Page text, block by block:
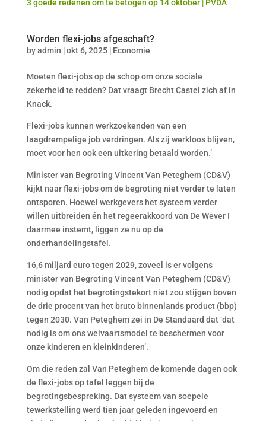
3 goede redenen om te betogen op 14 oktober | PVDA
Worden flexi-jobs afgeschaft?
byadmin |okt 6, 2025| Economie
Moeten flexi-jobs op de schop om onze sociale
zekerheid te redden? Dat vraagt Brecht Castel zich af in
Knack.
Flexi-jobs kunnen werkzoekenden van een
laagdrempelige job verdringen. Als zij werkloos blijven,
moet voor hen ook een uitkering betaald worden.’
Minister van Begroting Vincent Van Peteghem (CD&V)
kijkt naar flexi-jobs om de begroting niet verder te laten
ontsporen. Hoewel werkgevers het systeem verder
willen uitbreiden én het regeerakkoord van De Wever I
daarmee instemt, liggen ze nu op de
onderhandelingstafel.
16,6 miljard euro tegen 2029, zoveel is er volgens
minister van Begroting Vincent Van Peteghem (CD&V)
nodig opdat het begrotingstekort niet zou stijgen boven
de drie procent van het bruto binnenlands product (bbp)
tegen 2030. Van Peteghem zei in De Standaard dat ‘dat
nodig is om ons welvaartsmodel te beschermen voor
onze kinderen en kleinkinderen’.
Om die reden zal Van Peteghem de komende dagen ook
de flexi-jobs op tafel leggen bij de
begrotingsbespreking. Dat systeem van soepele
tewerkstelling werd tien jaar geleden ingevoerd en